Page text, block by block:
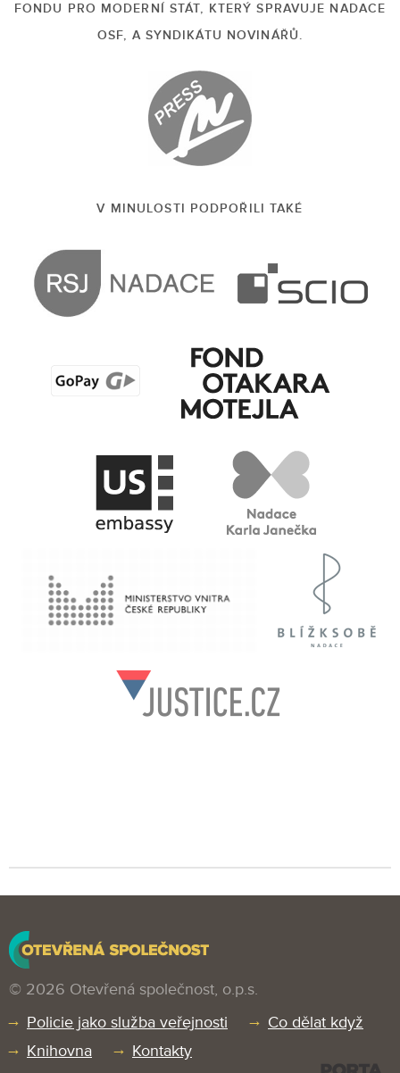
FONDU PRO MODERNÍ STÁT, KTERÝ SPRAVUJE NADACE
OSF, A SYNDIKÁTU NOVINÁŘŮ.
V MINULOSTI PODPOŘILI TAKÉ
© 2026 Otevřená společnost, o.p.s.
Policie jako služba veřejnosti
Co dělat když
Knihovna
Kontakty